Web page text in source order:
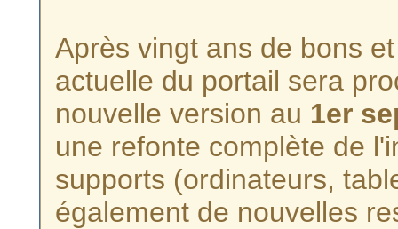
Après vingt ans de bons
actuelle du portail sera
nouvelle version au 1er
une refonte complète de
supports (ordinateurs,
également de nouvelles